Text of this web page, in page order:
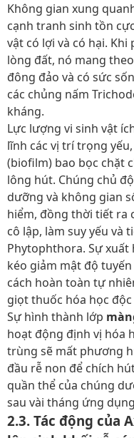
Không gian xung
cạnh tranh sinh tồn
vật có lợi và có hại.
lòng đất, nó mang
đông đảo và có sức
các chủng nấm
kháng.
Lực lượng vi sinh vật
lĩnh các vị trí trọng
(biofilm) bao bọc chặt
lông hút. Chúng chủ
dưỡng và không gian
hiểm, đồng thời tiết ra
cô lập, làm suy yếu và
Phytophthora. Sự xuất
kéo giảm mật độ
cách hoàn toàn tự
giọt thuốc hóa học độc
Sự hình thành lớp
hoạt động định vị hóa
trùng sẽ mất phương
đầu rễ non để chích
quần thể của chúng
sau vài tháng ứng
2.3. Tác động của